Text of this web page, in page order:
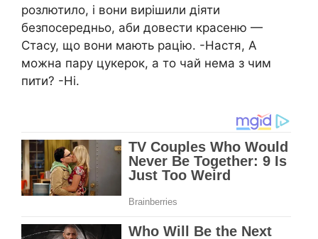
розлютило, і вони вирішили діяти
безпосередньо, аби довести красеню —
Стасу, що вони мають рацію. -Настя, А
можна пару цукерок, а то чай нема з чим
пити? -Ні.